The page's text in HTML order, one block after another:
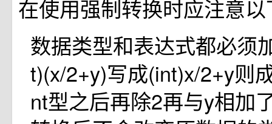
在使用强制转换时应注意
数据类型和表达式都必须
t)(x/2+y)写成(int)x/2+y则
nt型之后再除2再与y相加